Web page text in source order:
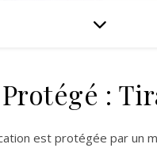
Protégé :
est protégée par un